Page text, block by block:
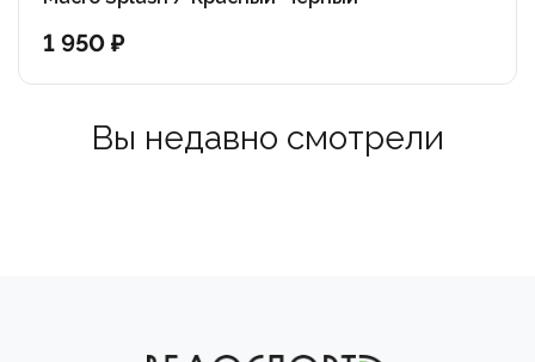
1 950 ₽
Вы недавно смотрели